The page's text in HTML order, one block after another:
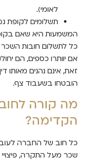
לאומי).
תשלומים לקופת
המשמעות היא שאם
כל לתשלום חובות
אם יוותרו כספים, הם
זאת, אינם נהנים מאותו
הובטחו בשעבוד צף.
מה קורה
הקדימה?
כל חוב של החברה
שכר מעל התקרה, פיצויי